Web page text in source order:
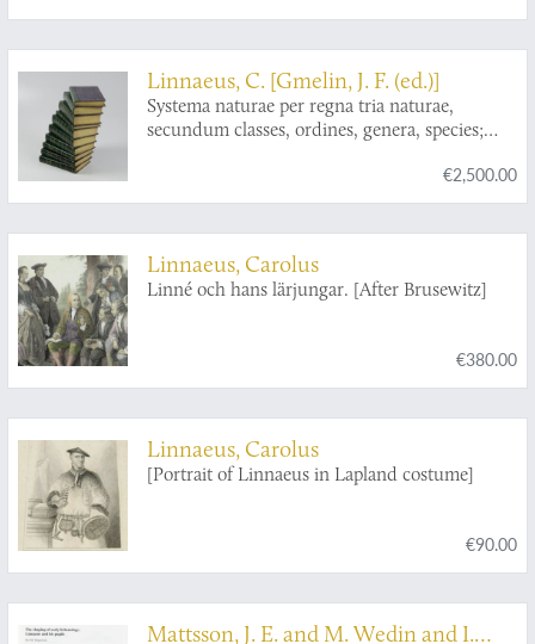
Linnaeus, C. [Gmelin, J. F. (ed.)]
Systema naturae per regna tria naturae,
secundum classes, ordines, genera, species;
locis. Editio decima tertia, aucta, reformata.
Cura Jo. Frid. Gmelin.
€2,500.00
Linnaeus, Carolus
Linné och hans lärjungar. [After Brusewitz]
€380.00
Linnaeus, Carolus
[Portrait of Linnaeus in Lapland costume]
€90.00
Mattsson, J. E. and M. Wedin and I.